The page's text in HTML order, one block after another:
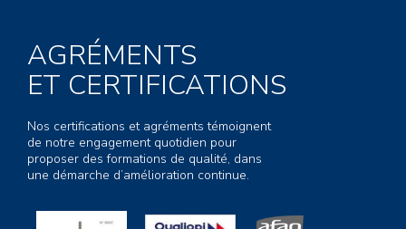
AGRÉMENTS
ET CERTIFICATIONS
Nos certifications et agréments témoignent
de notre engagement quotidien pour
proposer des formations de qualité, dans
une démarche d’amélioration continue.